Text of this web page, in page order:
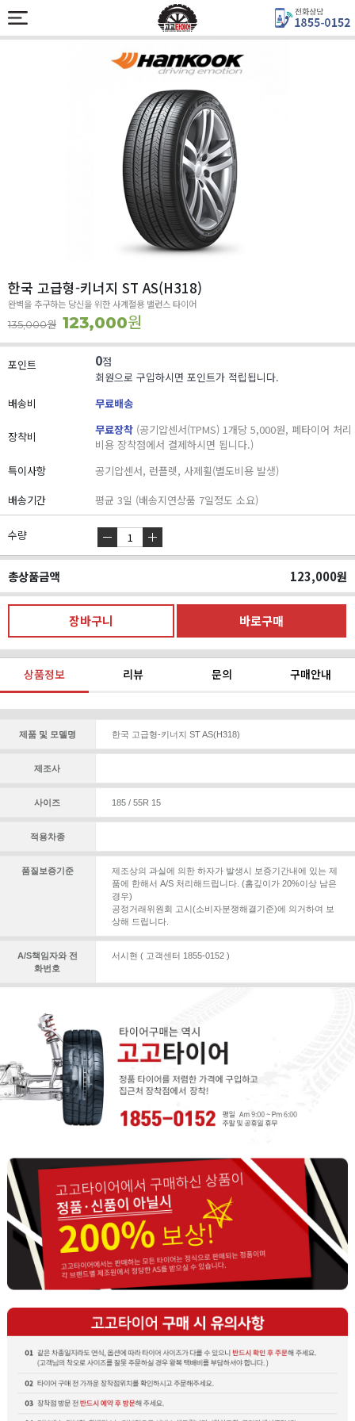
한국 고급형-키너지 ST AS(H318)
완벽을 추구하는 당신을 위한 사계절용 밸런스 타이어
135,000원 123,000원
포인트 0점
회원으로 구입하시면 포인트가 적립됩니다.
배송비
무료배송
장착비 무료장착 (공기압센서(TPMS) 1개당 5,000원, 폐타이어 처리
비용 장착점에서 결제하시면 됩니다.)
특이사항
공기압센서, 런플렛, 사제휠(별도비용 발생)
배송기간
평균 3일 (배송지연상품 7일정도 소요)
수량
총상품금액 123,000원
상품정보 리뷰 문의 구매안내
제품 및 모델명 한국 고급형-키너지 ST AS(H318)
제조사
사이즈 185 / 55R 15
적용차종
품질보증기준
제조상의 과실에 의한 하자가 발생시 보증기간내에 있는 제
품에 한해서 A/S 처리해드립니다. (홈깊이가 20%이상 남은
경우)
공정거래위원회 고시(소비자분쟁해결기준)에 의거하여 보
상해 드립니다.
A/S책임자와 전
화번호
서시현 ( 고객센터 1855-0152 )